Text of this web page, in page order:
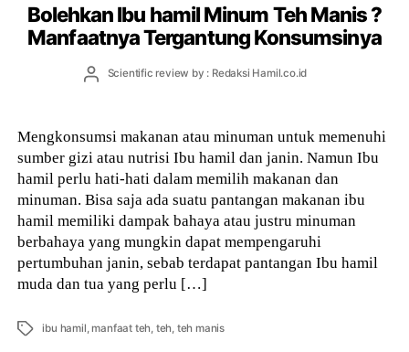
Bolehkan Ibu hamil Minum Teh Manis ?
Manfaatnya Tergantung Konsumsinya
PostScientific review by : Redaksi Hamil.co.id
Mengkonsumsi makanan atau minuman untuk memenuhi
sumber gizi atau nutrisi Ibu hamil dan janin. Namun Ibu
hamil perlu hati-hati dalam memilih makanan dan
minuman. Bisa saja ada suatu pantangan makanan ibu
hamil memiliki dampak bahaya atau justru minuman
berbahaya yang mungkin dapat mempengaruhi
pertumbuhan janin, sebab terdapat pantangan Ibu hamil
muda dan tua yang perlu […]
Tags ibu hamil,manfaat teh, teh, teh manis